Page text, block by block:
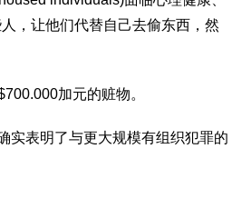
，让他们代替自己去偷东西，然
加元的赃物。
实表明了与更大规模有组织犯罪的